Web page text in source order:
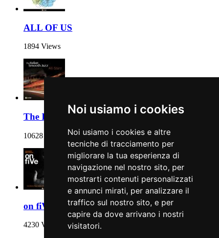
Noi usiamo i cookies
Noi usiamo i cookies e altre
tecniche di tracciamento per
migliorare la tua esperienza di
navigazione nel nostro sito, per
mostrarti contenuti personalizzati
e annunci mirati, per analizzare il
traffico sul nostro sito, e per
capire da dove arrivano i nostri
visitatori.
ALL OF US
1894 Views
The Italian Smooth Jazz All-Starz
10628 Views
on fiVe
4230 Views